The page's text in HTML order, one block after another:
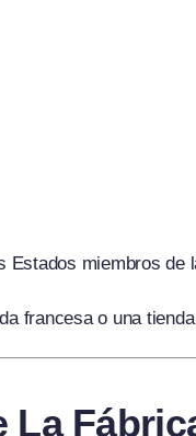
Estados miembros de
francesa o una
La